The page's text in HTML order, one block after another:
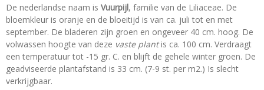
De nederlandse naam is Vuurpijl, familie van de Liliaceae. De
bloemkleur is oranje en de bloeitijd is van ca. juli tot en met
september. De bladeren zijn groen en ongeveer 40 cm. hoog. De
volwassen hoogte van deze vaste plantis ca. 100 cm. Verdraagt
een temperatuur tot -15 gr. C. en blijft de gehele winter groen. De
geadviseerde plantafstand is 33 cm. (7-9 st. per m2.) Is slecht
verkrijgbaar.